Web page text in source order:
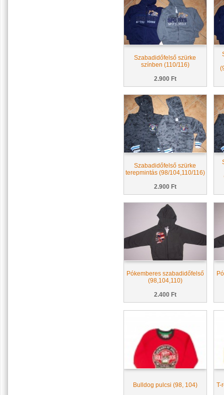
Szabadidőfelső szürke
színben (110/116)
2.900 Ft
Szabadidőfelső szürke
terepmintás (98/104,110/116)
2.900 Ft
Pókemberes szabadidőfelső
(98,104,110)
2.400 Ft
Bulldog pulcsi (98, 104) T-